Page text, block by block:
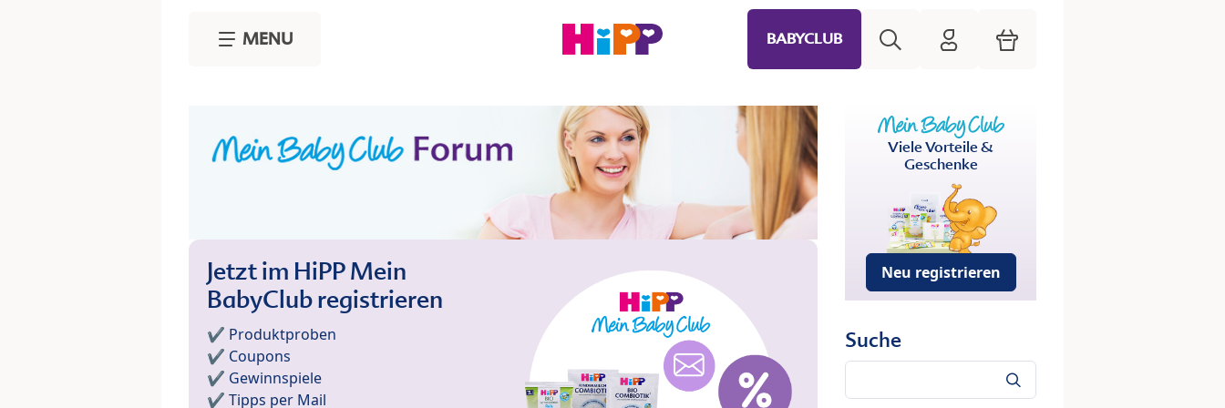
MENU BABYCLUB HiPP Mein Babyclub
Warenkorb
Jetzt im HiPP Mein
BabyClub registrieren
✔️ Produktproben
✔️ Coupons
✔️ Gewinnspiele
✔️ Tipps per Mail
Viele Vorteile &
Geschenke
Neu registrieren
Suche